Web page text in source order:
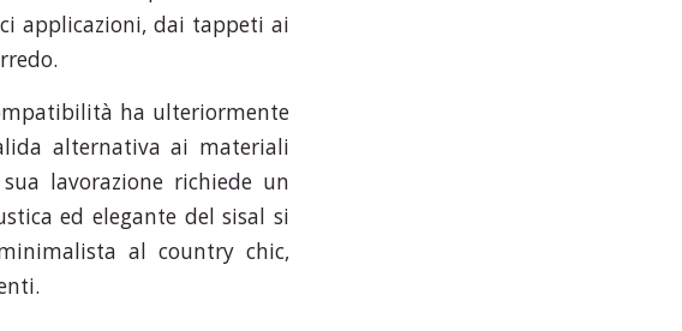
applicazioni, dai tappeti ai
ha ulteriormente
alternativa ai materiali
lavorazione richiede un
ed elegante del sisal si
al country chic,